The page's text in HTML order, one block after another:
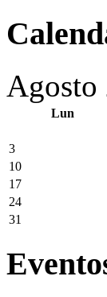
Agosto
Lun
3
10
17
24
31